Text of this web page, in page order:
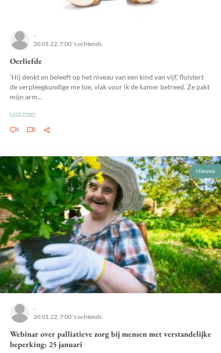
-
20.01.22, 7:00 's ochtends
Oerliefde
‘Hij denkt en beleeft op het niveau van een kind van vijf,’ fluistert
de verpleegkundige me toe, vlak voor ik de kamer betreed. Ze pakt
mijn arm...
Lees meer
0 0
Nieuws
-
20.01.22, 7:00 's ochtends
Webinar over palliatieve zorg bij mensen met verstandelijke
beperking: 25 januari